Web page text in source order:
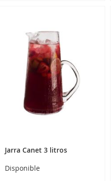
Jarra Canet 3 litros
Disponible